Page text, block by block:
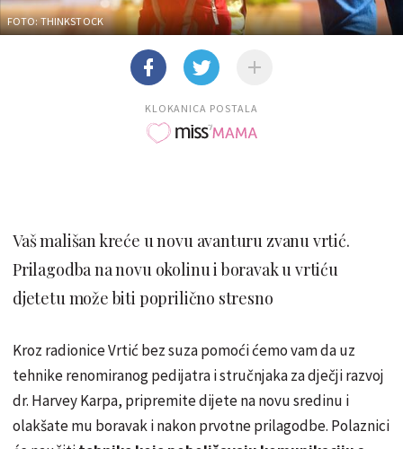
FOTO: THINKSTOCK
KLOKANICA POSTALA
Vaš mališan kreće u novu avanturu zvanu vrtić.
Prilagodba na novu okolinu i boravak u vrtiću
djetetu može biti poprilično stresno
Kroz radionice Vrtić bez suza pomoći ćemo vam da uz
tehnike renomiranog pedijatra i stručnjaka za dječji razvoj
dr. Harvey Karpa, pripremite dijete na novu sredinu i
olakšate mu boravak i nakon prvotne prilagodbe. Polaznici